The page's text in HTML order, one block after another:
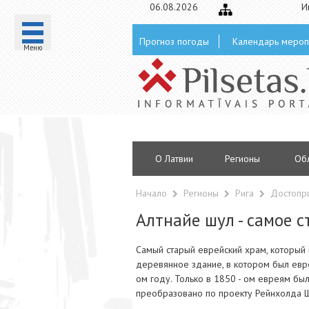
Mеню
06.08.2026
Прогноз погоды Календарь
О Латвии Регионы
Начало Регионы Рига
Алтнайе шул - самое
Самый старый еврейский храм,
деревянное здание, в котором был
ом году. Только в 1850 - ом евреям
преобразовано по проекту Рейнхолда